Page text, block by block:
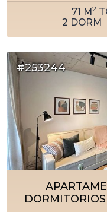
71 M2
2 DORM
#253244